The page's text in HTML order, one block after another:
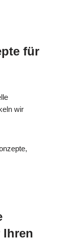
für
wir
Ihren